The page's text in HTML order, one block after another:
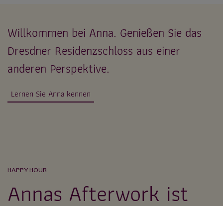
Willkommen bei Anna. Genießen Sie das
Dresdner Residenzschloss aus einer
anderen Perspektive.
Lernen Sie Anna kennen
HAPPY HOUR
Annas Afterwork ist